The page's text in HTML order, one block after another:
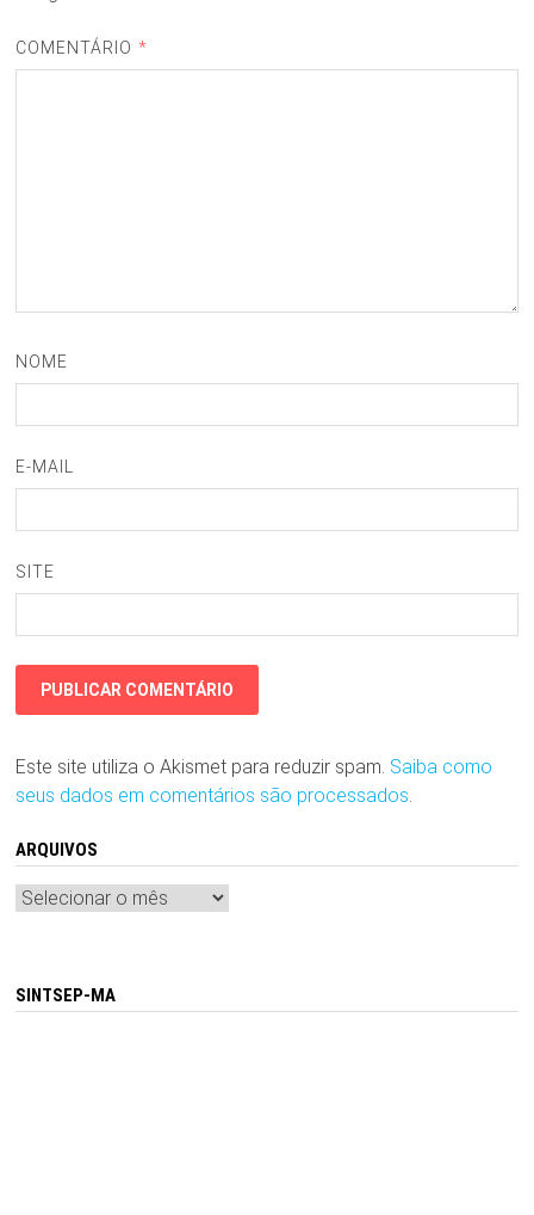
COMENTÁRIO *
NOME
E-MAIL
SITE
Este site utiliza o Akismet para reduzir spam. Saiba como
seus dados em comentários são processados
ARQUIVOS
Arquivos
SINTSEP-MA